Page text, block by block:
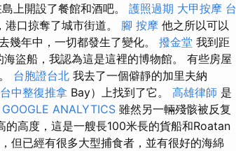
上開設了餐館和酒吧。 護照過期 大甲按摩 台
口掠奪了城市街道。 腳 按摩 他之所以可以
幾年中，一切都發生了變化。 撥金堂 我到距
盜船，我認為這是這裡的博物館。 有些房屋
台胞證台北 我去了一個僻靜的加里夫納
台中整復推拿 Bay）上找到了它。 高雄律師 是
GOOGLE ANALYTICS 雖然另一輛殘骸被反复
的高度，這是一艘長100米長的貨船和Roatan
但已經有很多大型捕食​​者，並有很好的海綿